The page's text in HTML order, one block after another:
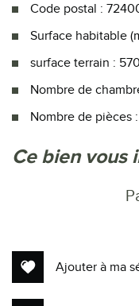
Code postal :
Surface habitable
surface terrain :
Nombre de
Nombre de pièces
la ville de la
ce bien vous
Ajouter à ma